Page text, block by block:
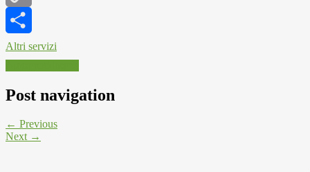
Copy
Link
Altri servizi
Post navigation
← Previous
Next →